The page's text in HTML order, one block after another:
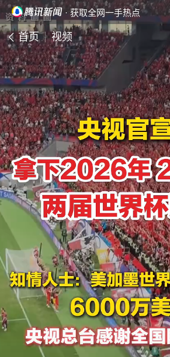
· 获取全网一手热点
首页 视频